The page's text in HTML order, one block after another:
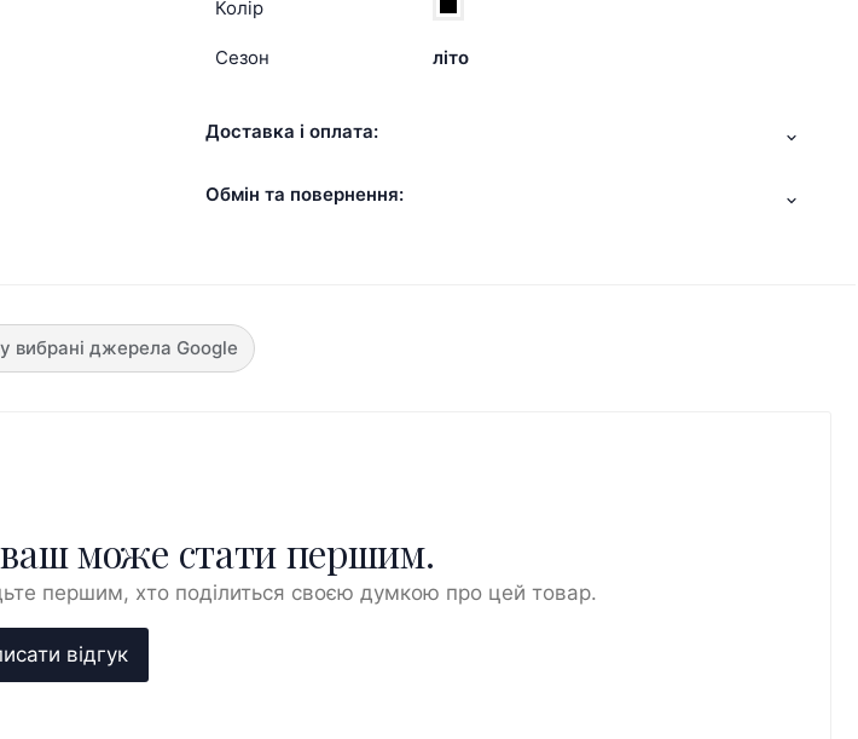
Колір
Сезон літо
Доставка і оплата:
Обмін та повернення:
вибрані джерела Google
ваш може стати першим.
першим, хто поділиться своєю думкою про цей товар.